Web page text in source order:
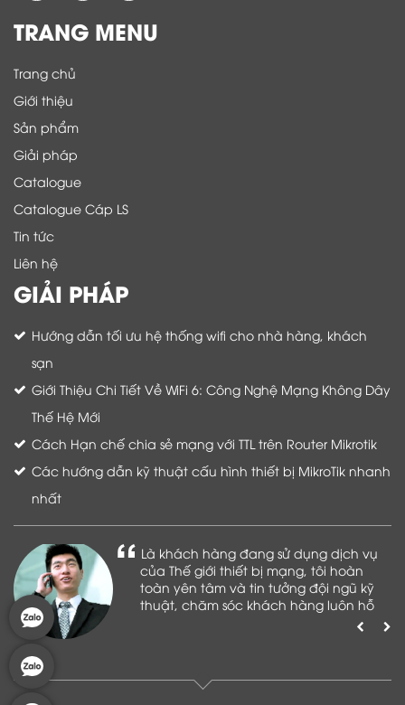
TRANG MENU
Trang chủ
Giới thiệu
Sản phẩm
Giải pháp
Catalogue
Catalogue Cáp LS
Tin tức
Liên hệ
GIẢI PHÁP
Hướng dẫn tối ưu hệ thống wifi cho nhà hàng, khách
sạn
Giới Thiệu Chi Tiết Về WiFi 6: Công Nghệ Mạng Không Dây
Thế Hệ Mới
Cách Hạn chế chia sẻ mạng với TTL trên Router Mikrotik
Các hướng dẫn kỹ thuật cấu hình thiết bị MikroTik nhanh
nhất
Là khách hàng đang sử dụng dịch vụ
của Thế giới thiết bị mạng, tôi hoàn
toàn yên tâm và tin tưởng đội ngũ kỹ
thuật, chăm sóc khách hàng luôn hỗ